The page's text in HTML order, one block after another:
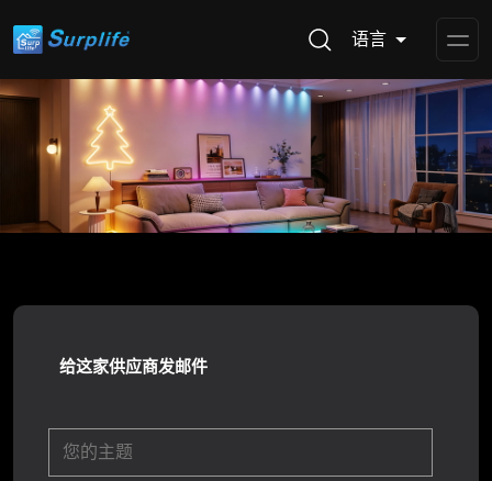
语言
给这家供应商发邮件